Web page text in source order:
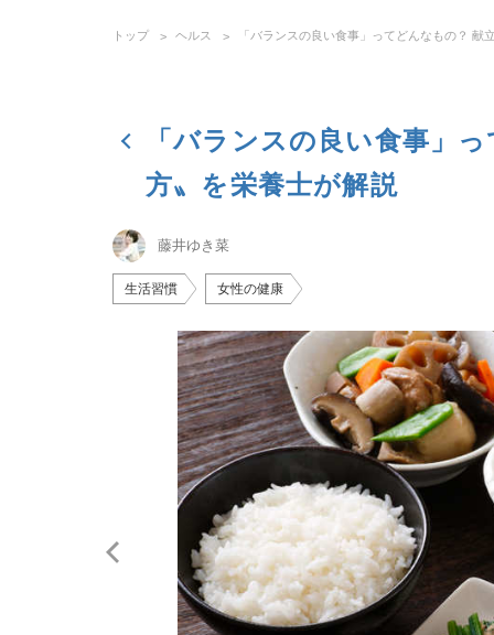
トップ ヘルス 「バランスの良い食事」ってどんなもの？ 献
「バランスの良い食事」
方〟を栄養士が解説
藤井ゆき菜
生活習慣 女性の健康